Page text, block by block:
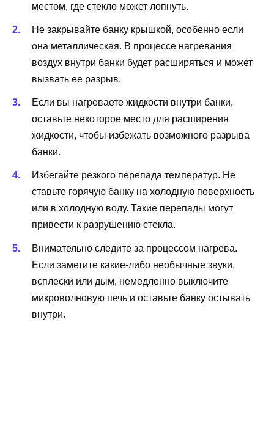
местом, где стекло может лопнуть.
Не закрывайте банку крышкой, особенно если
она металлическая. В процессе нагревания
воздух внутри банки будет расширяться и может
вызвать ее разрыв.
Если вы нагреваете жидкости внутри банки,
оставьте некоторое место для расширения
жидкости, чтобы избежать возможного разрыва
банки.
Избегайте резкого перепада температур. Не
ставьте горячую банку на холодную поверхность
или в холодную воду. Такие перепады могут
привести к разрушению стекла.
Внимательно следите за процессом нагрева.
Если заметите какие-либо необычные звуки,
всплески или дым, немедленно выключите
микроволновую печь и оставьте банку остывать
внутри.